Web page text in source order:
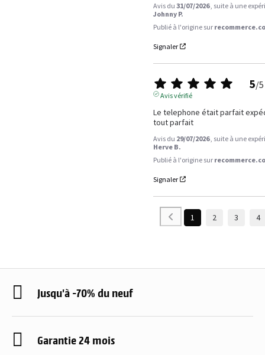
Avis du 31/07/2026 , suite à une
Johnny P.
Publié à l'origine sur
Signaler
5/5
Avis vérifié
Le telephone était parfait
tout parfait
Avis du 29/07/2026 , suite à une
Herve B.
Publié à l'origine sur
Signaler
1 2 3 4
Jusqu'à -70% du neuf
Garantie 24 mois